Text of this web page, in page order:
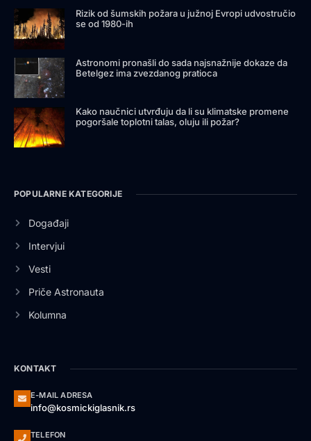
Rizik od šumskih požara u južnoj Evropi udvostručio
se od 1980-ih
Astronomi pronašli do sada najsnažnije dokaze da
Betelgez ima zvezdanog pratioca
Kako naučnici utvrđuju da li su klimatske promene
pogoršale toplotni talas, oluju ili požar?
POPULARNE KATEGORIJE
Događaji
Intervjui
Vesti
Priče Astronauta
Kolumna
KONTAKT
E-MAIL ADRESA
info@kosmickiglasnik.rs
TELEFON